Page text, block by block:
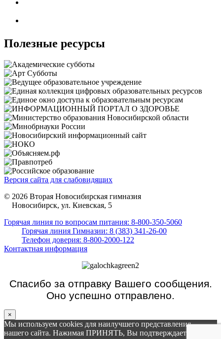
Полезные ресурсы
Версия сайта для слабовидящих
© 2026 Вторая Новосибирская гимназия
Новосибирск, ул. Киевская, 5
Горячая линия по вопросам питания: 8-800-350-5060
Горячая линия Гимназии: 8 (383) 341-26-00
Телефон доверия: 8-800-2000-122
Контактная информация
Спасибо за отправку Вашего сообщения.
Оно успешно отправлено.
×
Мы используем cookies для наилучшего представления
нашего сайта. Нажимая ПРИНЯТЬ, Вы подтверждаете то, что